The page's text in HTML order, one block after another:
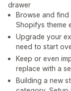
drawer
Browse and
Shopifys theme
Upgrade your
need to start
Keep or even
replace with a
Building a new